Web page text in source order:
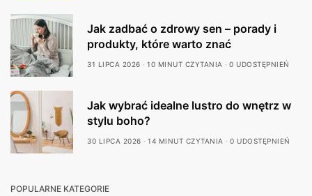
Jak zadbać o zdrowy sen – porady i
produkty, które warto znać
31 LIPCA 2026 10 MINUT CZYTANIA 0 UDOSTĘPNIEŃ
Jak wybrać idealne lustro do wnętrz w
stylu boho?
30 LIPCA 2026 14 MINUT CZYTANIA 0 UDOSTĘPNIEŃ
POPULARNE KATEGORIE